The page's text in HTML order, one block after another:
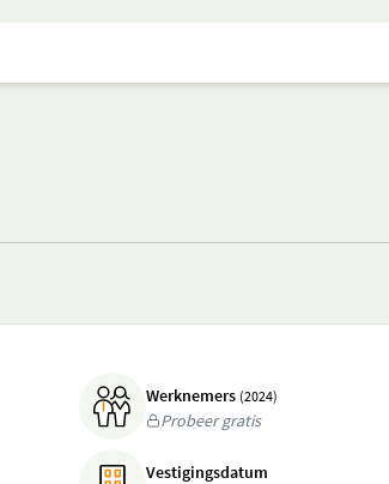
Werknemers (2024)
Probeer gratis
Vestigingsdatum